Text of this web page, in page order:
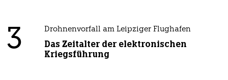
3 Drohnenvorfall am Leipziger Flughafen
Das Zeitalter der elektronischen
Kriegsführung